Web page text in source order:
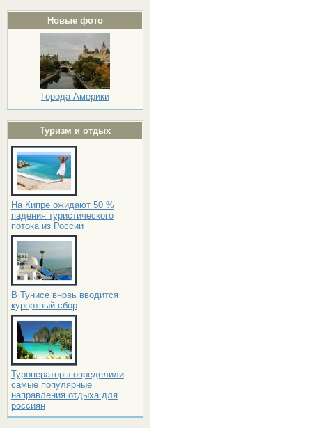
Новые фото
Города Америки
Туризм и отдых
На Кипре ожидают 50 %
падения туристического
потока из России
В Тунисе вновь вводится
курортный сбор
Туроператоры определили
самые популярные
направления отдыха для
россиян